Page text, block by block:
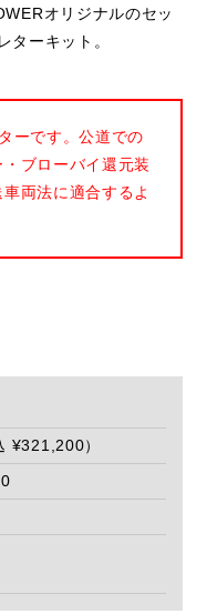
オリジナルのセッ
ターキット。
ーです。公道での
ブローバイ還元装
両法に適合するよ
¥321,200）